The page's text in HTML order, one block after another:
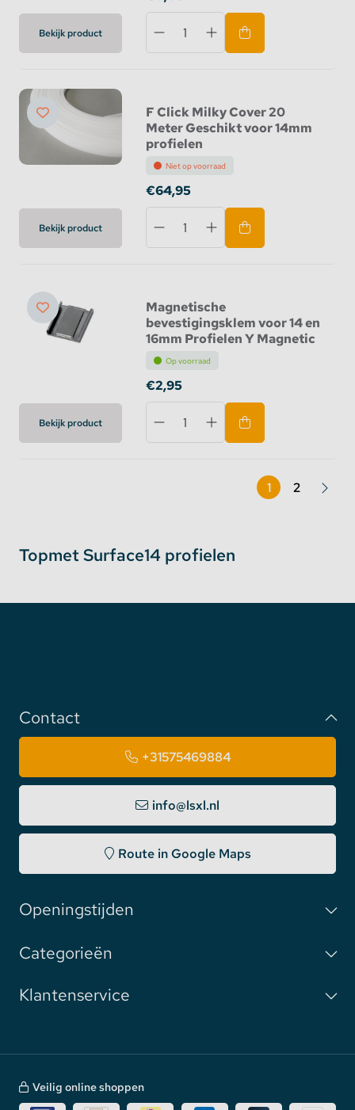
Bekijk product
Bekijk product
F Click Milky Cover 20
Meter Geschikt voor 14mm
profielen
Niet op voorraad
€64,95
Bekijk product
Magnetische
bevestigingsklem voor 14 en
16mm Profielen Y Magnetic
Op voorraad
€2,95
1 2
Topmet Surface14 profielen
Contact
+31575469884
info@lsxl.nl
Route in Google Maps
Openingstijden
Categorieën
Klantenservice
Veilig online shoppen